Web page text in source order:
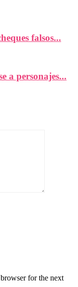
falsos...
a personajes...
for the next